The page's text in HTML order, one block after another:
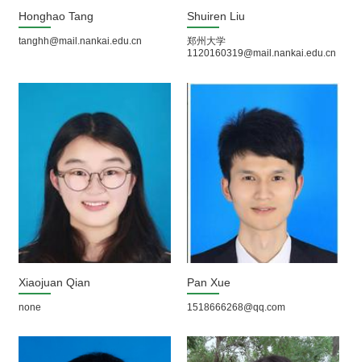
Honghao Tang
tanghh@mail.nankai.edu.cn
Shuiren Liu
郑州大学
1120160319@mail.nankai.edu.cn
Xiaojuan Qian
none
Pan Xue
1518666268@qq.com